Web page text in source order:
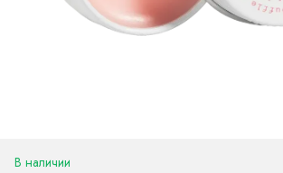
В наличии